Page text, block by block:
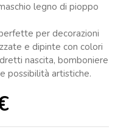
legno di pioppo
per decorazioni
e dipinte con colori
nascita, bomboniere
possibilità artistiche.